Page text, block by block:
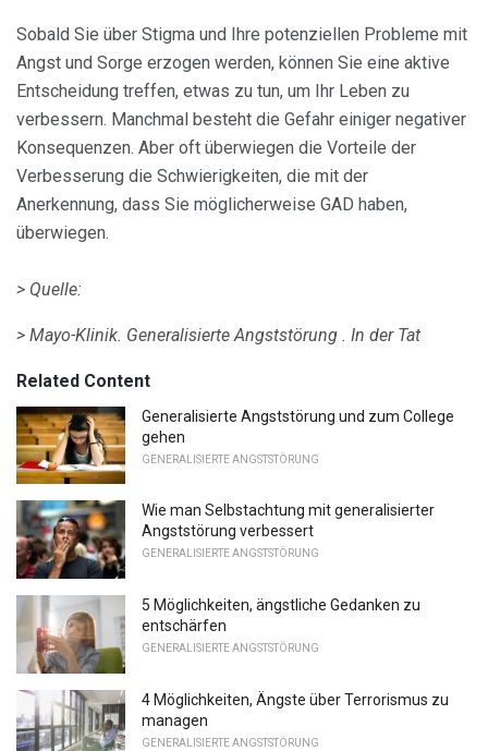
Sobald Sie über Stigma und Ihre potenziellen Probleme mit
Angst und Sorge erzogen werden, können Sie eine aktive
Entscheidung treffen, etwas zu tun, um Ihr Leben zu
verbessern. Manchmal besteht die Gefahr einiger negativer
Konsequenzen. Aber oft überwiegen die Vorteile der
Verbesserung die Schwierigkeiten, die mit der
Anerkennung, dass Sie möglicherweise GAD haben,
überwiegen.
> Quelle:
> Mayo-Klinik. Generalisierte Angststörung . In der Tat
Related Content
Generalisierte Angststörung und zum College
gehen
GENERALISIERTE ANGSTSTÖRUNG
Wie man Selbstachtung mit generalisierter
Angststörung verbessert
GENERALISIERTE ANGSTSTÖRUNG
5 Möglichkeiten, ängstliche Gedanken zu
entschärfen
GENERALISIERTE ANGSTSTÖRUNG
4 Möglichkeiten, Ängste über Terrorismus zu
managen
GENERALISIERTE ANGSTSTÖRUNG